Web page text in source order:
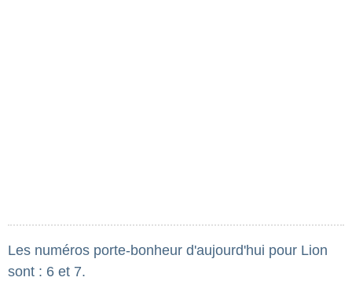
Les numéros porte-bonheur d'aujourd'hui pour Lion
sont : 6 et 7.